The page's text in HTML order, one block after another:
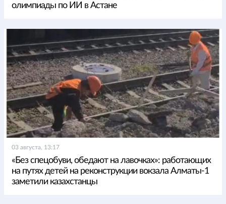
олимпиады по ИИ в Астане
03 августа, 13:17
«Без спецобуви, обедают на лавочках»: работающих
на путях детей на реконструкции вокзала Алматы-1
заметили казахстанцы